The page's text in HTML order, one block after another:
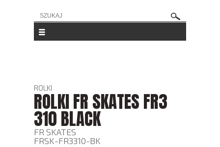
ROLKI
ROLKI FR SKATES FR3
310 BLACK
FR SKATES
FRSK-FR3310-BK